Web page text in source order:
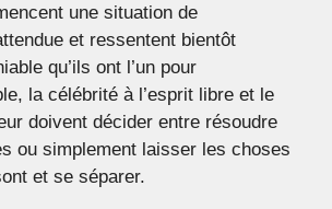
une situation de
et ressentent bientôt
qu’ils ont l’un pour
la célébrité à l’esprit libre et le
doivent décider entre résoudre
ou simplement laisser les choses
et se séparer.